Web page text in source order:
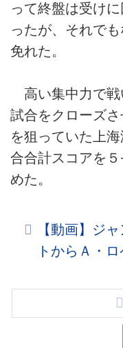
って終盤は受け
ったが、それで
免れた。
高い集中力で戦
試合をクローズ
を狙っていた上
合合計スコアを
めた。
【動画】ジ
トからＡ・